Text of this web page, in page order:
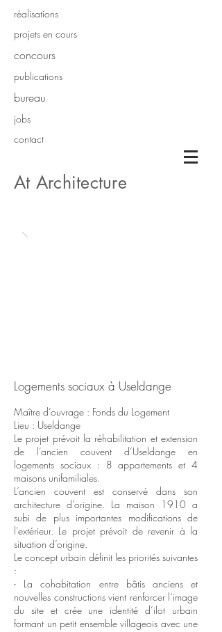
réalisations
projets en cours
concours
publications
bureau
jobs
contact
At Architecture
Logements sociaux à Useldange
Maître d’ouvrage : Fonds du Logement
Lieu : Useldange
Le projet prévoit la réhabilitation et extension
de l’ancien couvent d’Useldange en
logements sociaux : 8 appartements et 4
maisons unifamiliales.
L’ancien couvent est conservé dans son
architecture d’origine. La maison 1910 a
subi de plus importantes modifications de
l'extérieur. Le projet prévoit de revenir à la
situation d’origine.
Le concept urbain définit les priorités suivantes
:
- La cohabitation entre bâtis anciens et
nouvelles constructions vient renforcer l’image
du site et crée une identité d’ilot urbain
formant un petit ensemble villageois avec une